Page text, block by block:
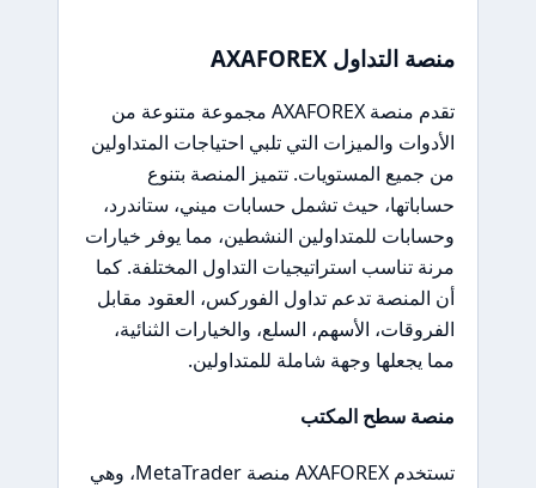
منصة التداول AXAFOREX
تقدم منصة AXAFOREX مجموعة متنوعة من
الأدوات والميزات التي تلبي احتياجات المتداولين
من جميع المستويات. تتميز المنصة بتنوع
حساباتها، حيث تشمل حسابات ميني، ستاندرد،
وحسابات للمتداولين النشطين، مما يوفر خيارات
مرنة تناسب استراتيجيات التداول المختلفة. كما
أن المنصة تدعم تداول الفوركس، العقود مقابل
الفروقات، الأسهم، السلع، والخيارات الثنائية،
مما يجعلها وجهة شاملة للمتداولين.
منصة سطح المكتب
تستخدم AXAFOREX منصة MetaTrader، وهي